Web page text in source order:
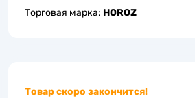
Торговая марка: HOROZ
Товар скоро закончится!